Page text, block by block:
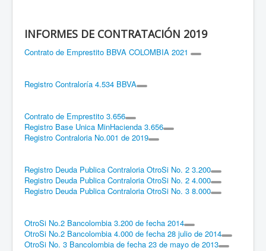
INFORMES DE CONTRATACIÓN 2019
Contrato de Emprestito BBVA COLOMBIA 2021
Registro Contraloría 4.534 BBVA
Contrato de Emprestito 3.656
Registro Base Unica MinHacienda 3.656
Registro Contraloria No.001 de 2019
Registro Deuda Publica Contraloria OtroSi No. 2 3.200
Registro Deuda Publica Contraloria OtroSi No. 2 4.000
Registro Deuda Publica Contraloria OtroSi No. 3 8.000
OtroSi No.2 Bancolombia 3.200 de fecha 2014
OtroSi No.2 Bancolombia 4.000 de fecha 28 julio de 2014
OtroSi No. 3 Bancolombia de fecha 23 de mayo de 2013